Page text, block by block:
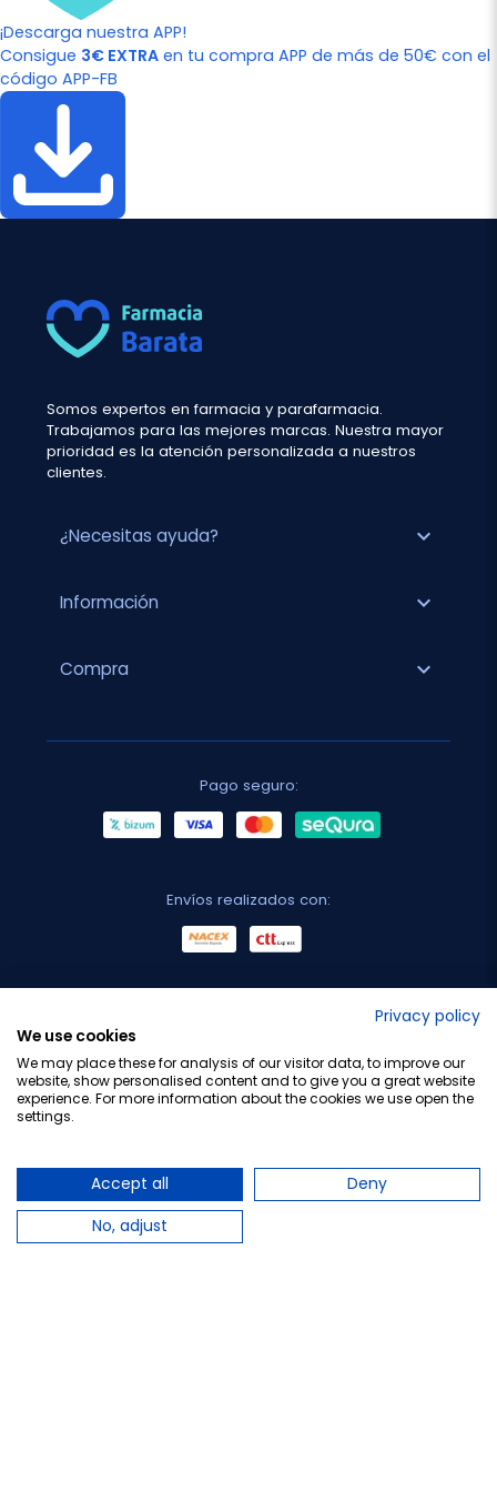
¡Descarga nuestra APP!
Consigue 3€ EXTRA en tu compra APP de más de 50€ con el
código APP-FB
Somos expertos en farmacia y parafarmacia.
Trabajamos para las mejores marcas. Nuestra mayor
prioridad es la atención personalizada a nuestros
clientes.
¿Necesitas ayuda? expand_more
Información expand_more
Compra expand_more
Pago seguro:
Envíos realizados con:
Privacy policy
We use cookies
We may place these for analysis of our visitor data, to improve our
website, show personalised content and to give you a great website
experience. For more information about the cookies we use open the
settings.
Accept all
Deny
No, adjust